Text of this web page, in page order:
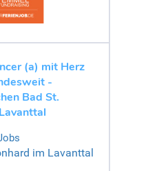
(a) mit Herz
-
Bad St.
im Lavanttal